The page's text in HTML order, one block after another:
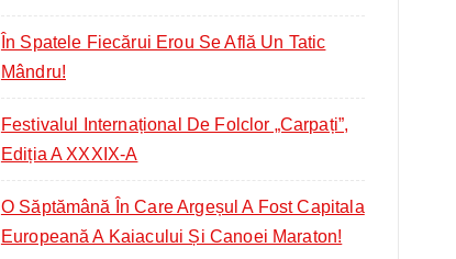
În Spatele Fiecărui Erou Se Află Un Tatic
Mândru!
Festivalul Internațional De Folclor „Carpați”,
Ediția A XXXIX-A
O Săptămână În Care Argeșul A Fost Capitala
Europeană A Kaiacului Și Canoei Maraton!